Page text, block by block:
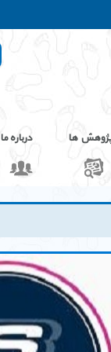
ها درباره ما